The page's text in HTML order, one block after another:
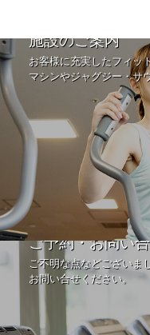
施設のご案内
お客様に充実したフィッ
マシンやジャグジー・サ
ご予約・お問い
ご不明な点などございま
お問い合せください。